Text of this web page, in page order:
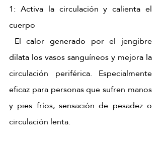
1: Activa la circulación y calienta el
cuerpo
El calor generado por el jengibre
dilata los vasos sanguíneos y mejora la
circulación periférica. Especialmente
eficaz para personas que sufren manos
y pies fríos, sensación de pesadez o
circulación lenta.